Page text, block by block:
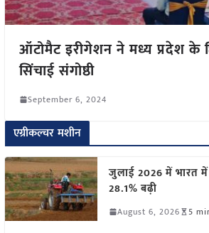
ऑटोमैट इरीगेशन ने मध्य प्रदेश के
सिंचाई संगोष्ठी
September 6, 2024
एग्रीकल्चर मशीन
जुलाई 2026 में भारत में
28.1% बढ़ी
August 6, 2026 5